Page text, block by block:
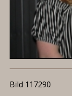
Bild 117290